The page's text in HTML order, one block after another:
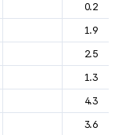
0.2
1.9
2.5
1.3
4.3
3.6